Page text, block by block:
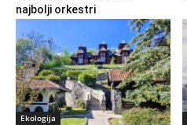
najbolji orkestri
Ekologija